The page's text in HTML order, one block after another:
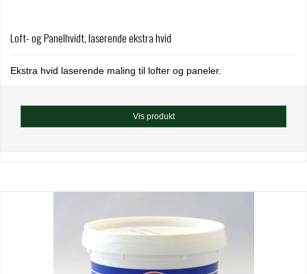
Loft- og Panelhvidt, laserende ekstra hvid
Ekstra hvid laserende maling til lofter og paneler.
Vis produkt